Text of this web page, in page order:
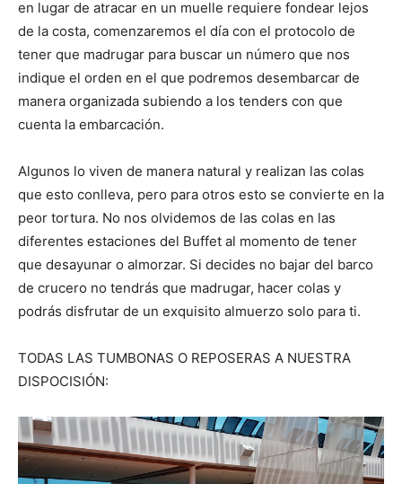
en lugar de atracar en un muelle requiere fondear lejos
de la costa, comenzaremos el día con el protocolo de
tener que madrugar para buscar un número que nos
indique el orden en el que podremos desembarcar de
manera organizada subiendo a los tenders con que
cuenta la embarcación.
Algunos lo viven de manera natural y realizan las colas
que esto conlleva, pero para otros esto se convierte en la
peor tortura. No nos olvidemos de las colas en las
diferentes estaciones del Buffet al momento de tener
que desayunar o almorzar. Si decides no bajar del barco
de crucero no tendrás que madrugar, hacer colas y
podrás disfrutar de un exquisito almuerzo solo para ti.
TODAS LAS TUMBONAS O REPOSERAS A NUESTRA
DISPOCISIÓN: